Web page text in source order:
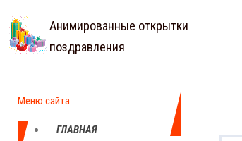
Анимированные открытки
поздравления
Меню сайта
ГЛАВНАЯ